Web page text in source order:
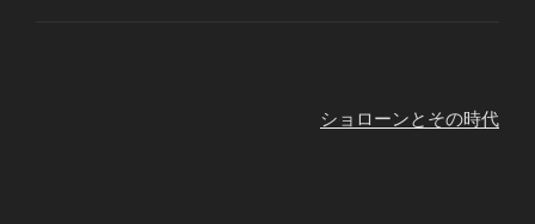
ショローンとその時代